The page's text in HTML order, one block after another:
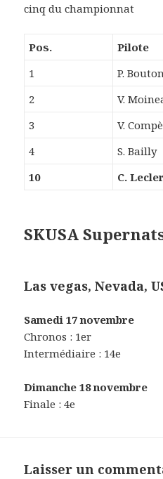
cinq du championnat
Pos. Pilote
1
P.
2
V.
3
V.
4
S. Bailly
10
C.
SKUSA
Las vegas, Nevada,
Samedi 17 novembre
Chronos : 1er
Intermédiaire : 14e
Dimanche 18 novembre
Finale : 4e
Laisser un